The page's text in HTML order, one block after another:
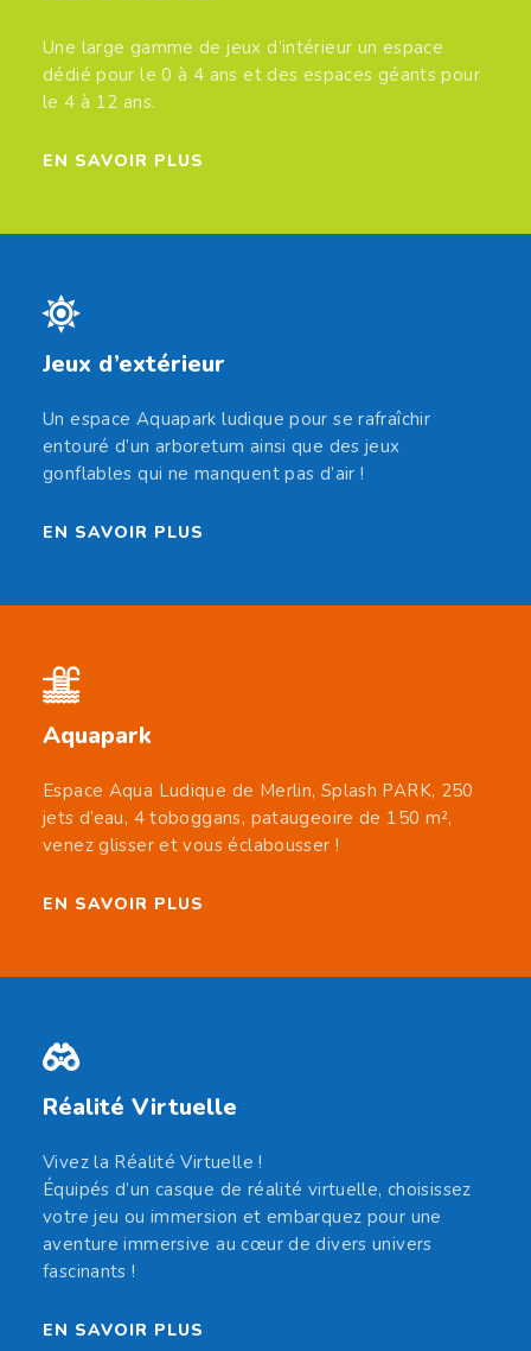
Une large gamme de jeux d’intérieur un espace
dédié pour le 0 à 4 ans et des espaces géants pour
le 4 à 12 ans.
EN SAVOIR PLUS
Jeux d’extérieur
Un espace Aquapark ludique pour se rafraîchir
entouré d’un arboretum ainsi que des jeux
gonflables qui ne manquent pas d’air !
EN SAVOIR PLUS
Aquapark
Espace Aqua Ludique de Merlin, Splash PARK, 250
jets d’eau, 4 toboggans, pataugeoire de 150 m²,
venez glisser et vous éclabousser !
EN SAVOIR PLUS
Réalité Virtuelle
Vivez la Réalité Virtuelle !
Équipés d’un casque de réalité virtuelle, choisissez
votre jeu ou immersion et embarquez pour une
aventure immersive au cœur de divers univers
fascinants !
EN SAVOIR PLUS